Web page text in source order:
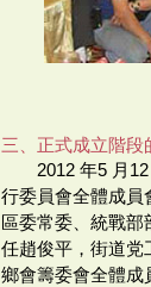
三、正式成立階段
2012 年5 月
行委員會全體成員
區委常委、統戰
任趙俊平，街道党
鄉會籌委會全體成